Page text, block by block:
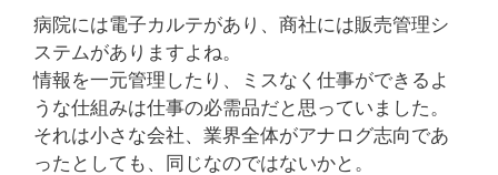
病院には電子カルテがあり、商社には販売管理シ
ステムがありますよね。
情報を一元管理したり、ミスなく仕事ができるよ
うな仕組みは仕事の必需品だと思っていました。
それは小さな会社、業界全体がアナログ志向であ
ったとしても、同じなのではないかと。